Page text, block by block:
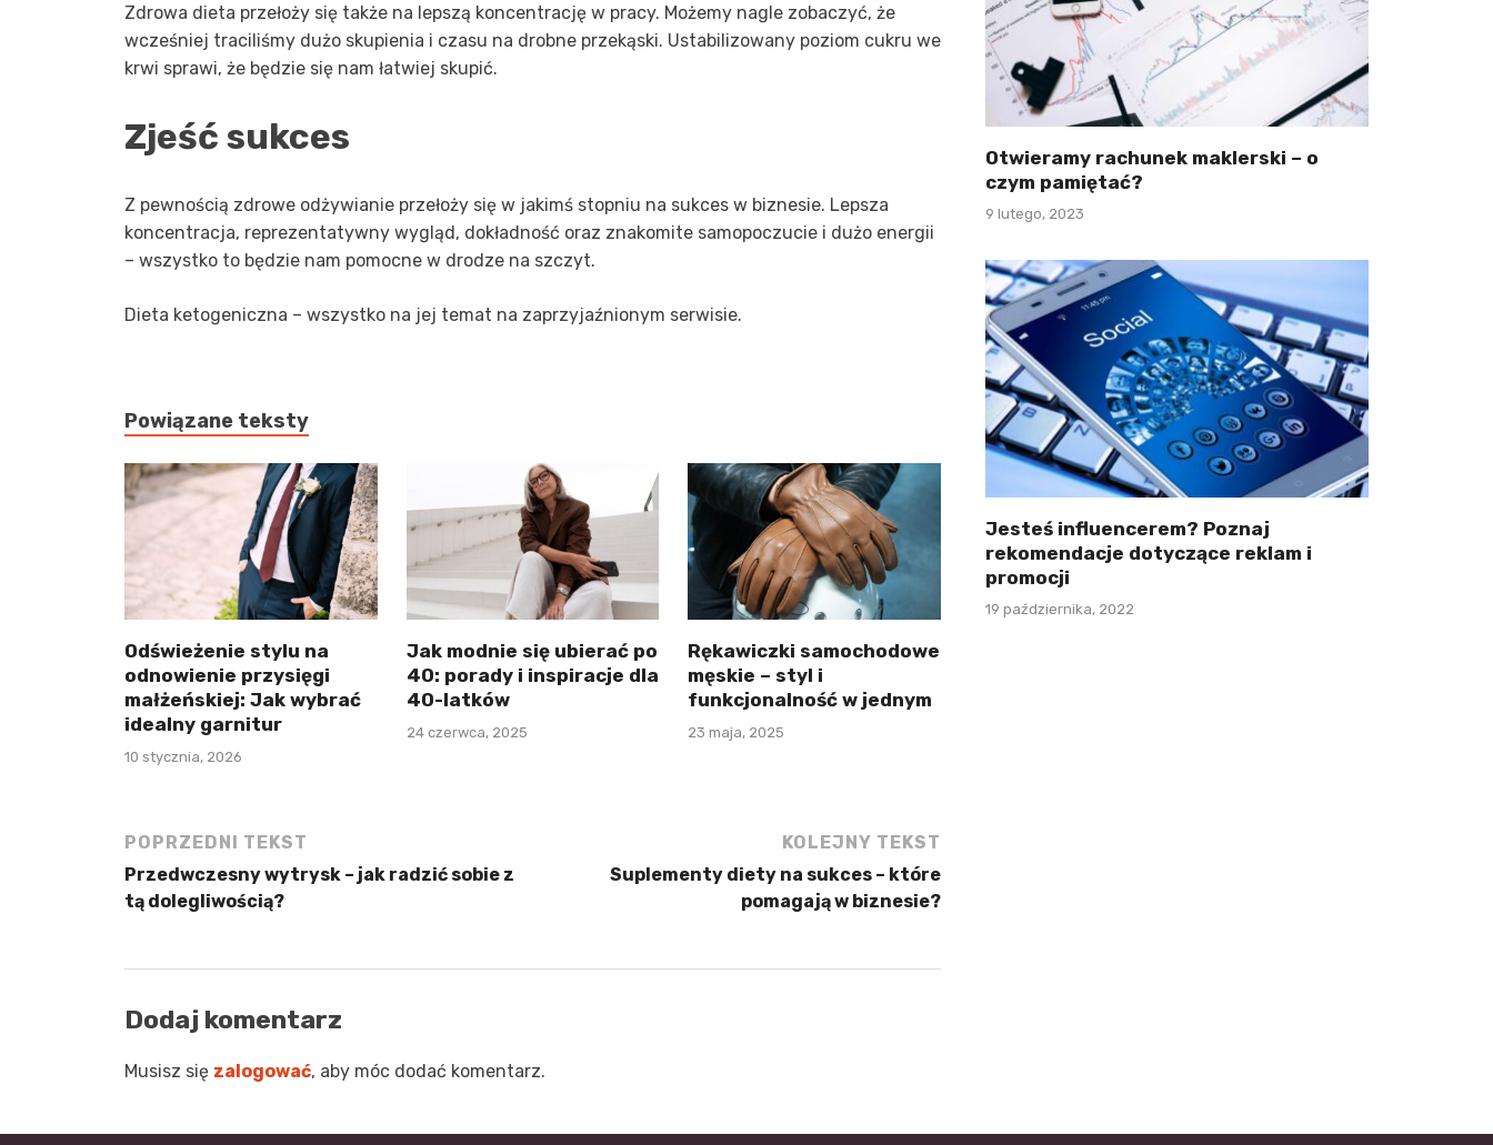
Zdrowa dieta przełoży się także na lepszą koncentrację w pracy. Możemy nagle zobaczyć, że
wcześniej traciliśmy dużo skupienia i czasu na drobne przekąski. Ustabilizowany poziom cukru we
krwi sprawi, że będzie się nam łatwiej skupić.
Zjeść sukces
Z pewnością zdrowe odżywianie przełoży się w jakimś stopniu na sukces w biznesie. Lepsza
koncentracja, reprezentatywny wygląd, dokładność oraz znakomite samopoczucie i dużo energii
– wszystko to będzie nam pomocne w drodze na szczyt.
Dieta ketogeniczna – wszystko na jej temat na zaprzyjaźnionym serwisie.
Powiązane teksty
Odświeżenie stylu na
odnowienie przysięgi
małżeńskiej: Jak wybrać
idealny garnitur
10 stycznia, 2026
Jak modnie się ubierać po
40: porady i inspiracje dla
40-latków
24 czerwca, 2025
Rękawiczki samochodowe
męskie – styl i
funkcjonalność w jednym
23 maja, 2025
POPRZEDNI TEKST
Przedwczesny wytrysk – jak radzić sobie z
tą dolegliwością?
KOLEJNY TEKST
Suplementy diety na sukces – które
pomagają w biznesie?
Dodaj komentarz
Musisz się zalogować, aby móc dodać komentarz.
Otwieramy rachunek maklerski – o
czym pamiętać?
9 lutego, 2023
Jesteś influencerem? Poznaj
rekomendacje dotyczące reklam i
promocji
19 października, 2022